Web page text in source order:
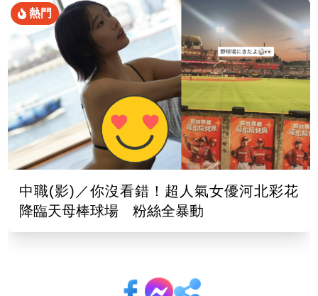
熱門
中職(影)／你沒看錯！超人氣女優河北彩花
降臨天母棒球場 粉絲全暴動